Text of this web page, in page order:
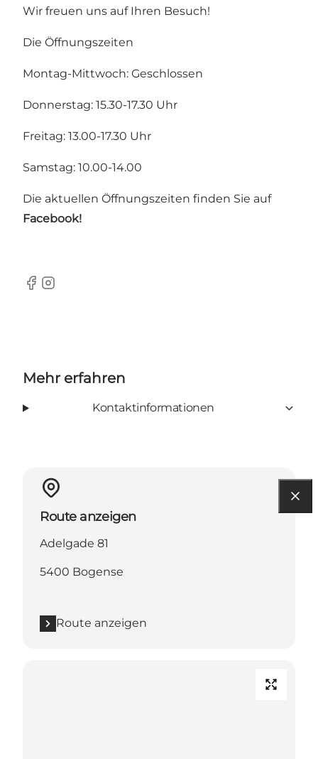
Wir freuen uns auf Ihren Besuch!
Die Öffnungszeiten
Montag-Mittwoch: Geschlossen
Donnerstag: 15.30-17.30 Uhr
Freitag: 13.00-17.30 Uhr
Samstag: 10.00-14.00
Die aktuellen Öffnungszeiten finden Sie auf
Facebook!
Facebook
Instagram
Mehr erfahren
Kontaktinformationen
Route anzeigen
Adelgade 81
5400 Bogense
Route anzeigen